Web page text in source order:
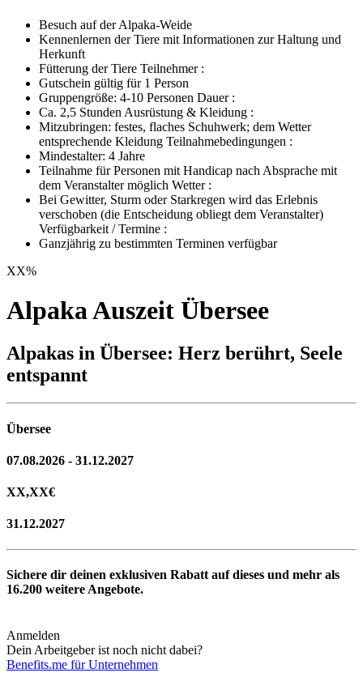
Besuch auf der Alpaka-Weide
Kennenlernen der Tiere mit Informationen zur Haltung und
Herkunft
Fütterung der Tiere Teilnehmer :
Gutschein gültig für 1 Person
Gruppengröße: 4-10 Personen Dauer :
Ca. 2,5 Stunden Ausrüstung & Kleidung :
Mitzubringen: festes, flaches Schuhwerk; dem Wetter
entsprechende Kleidung Teilnahmebedingungen :
Mindestalter: 4 Jahre
Teilnahme für Personen mit Handicap nach Absprache mit
dem Veranstalter möglich Wetter :
Bei Gewitter, Sturm oder Starkregen wird das Erlebnis
verschoben (die Entscheidung obliegt dem Veranstalter)
Verfügbarkeit / Termine :
Ganzjährig zu bestimmten Terminen verfügbar
XX%
Alpaka Auszeit Übersee
Alpakas in Übersee: Herz berührt, Seele
entspannt
Übersee
07.08.2026 - 31.12.2027
XX,XX€
31.12.2027
Sichere dir deinen exklusiven Rabatt auf dieses und mehr als
16.200 weitere Angebote.
Anmelden
Dein Arbeitgeber ist noch nicht dabei?
Benefits.me für Unternehmen